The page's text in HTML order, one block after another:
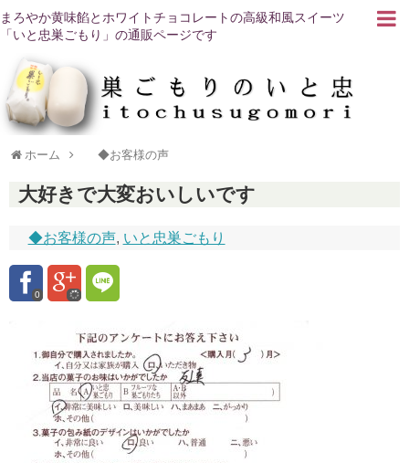
まろやか黄味餡とホワイトチョコレートの高級和風スイーツ
「いと忠巣ごもり」の通販ページです
ホーム ◆お客様の声
大好きで大変おいしいです
◆お客様の声, いと忠巣ごもり
0